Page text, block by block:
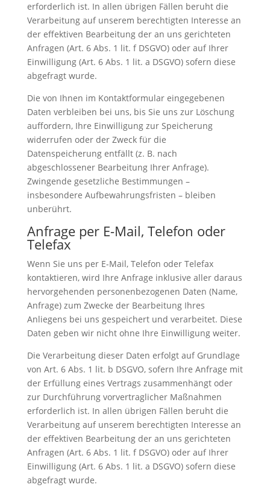
erforderlich ist. In allen übrigen Fällen beruht die
Verarbeitung auf unserem berechtigten Interesse an
der effektiven Bearbeitung der an uns gerichteten
Anfragen (Art. 6 Abs. 1 lit. f DSGVO) oder auf Ihrer
Einwilligung (Art. 6 Abs. 1 lit. a DSGVO) sofern diese
abgefragt wurde.
Die von Ihnen im Kontaktformular eingegebenen
Daten verbleiben bei uns, bis Sie uns zur Löschung
auffordern, Ihre Einwilligung zur Speicherung
widerrufen oder der Zweck für die
Datenspeicherung entfällt (z. B. nach
abgeschlossener Bearbeitung Ihrer Anfrage).
Zwingende gesetzliche Bestimmungen –
insbesondere Aufbewahrungsfristen – bleiben
unberührt.
Anfrage per E-Mail, Telefon oder
Telefax
Wenn Sie uns per E-Mail, Telefon oder Telefax
kontaktieren, wird Ihre Anfrage inklusive aller daraus
hervorgehenden personenbezogenen Daten (Name,
Anfrage) zum Zwecke der Bearbeitung Ihres
Anliegens bei uns gespeichert und verarbeitet. Diese
Daten geben wir nicht ohne Ihre Einwilligung weiter.
Die Verarbeitung dieser Daten erfolgt auf Grundlage
von Art. 6 Abs. 1 lit. b DSGVO, sofern Ihre Anfrage mit
der Erfüllung eines Vertrags zusammenhängt oder
zur Durchführung vorvertraglicher Maßnahmen
erforderlich ist. In allen übrigen Fällen beruht die
Verarbeitung auf unserem berechtigten Interesse an
der effektiven Bearbeitung der an uns gerichteten
Anfragen (Art. 6 Abs. 1 lit. f DSGVO) oder auf Ihrer
Einwilligung (Art. 6 Abs. 1 lit. a DSGVO) sofern diese
abgefragt wurde.